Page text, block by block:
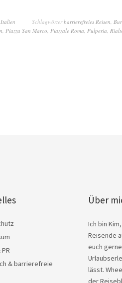
Italien Schlagwörterbarrierefreies Reisen,
, Piazza San Marco, Piazzale Roma, Pulperia,
& barrierefreie
Über
Ich bin
Reisende
euch
lässt.
der